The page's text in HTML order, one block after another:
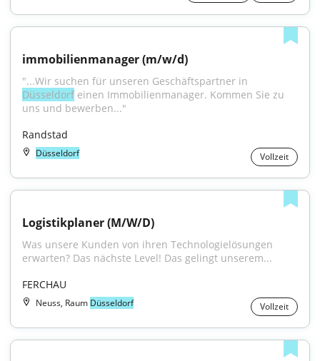
immobilienmanager (m/w/d)
Düsseldorf einen Immobilienmanager. Kommen Sie zu
uns und bewerben..."
Randstad
Düsseldorf Vollzeit
Logistikplaner (M/W/D)
Was unsere Kunden von ihren Technologielösungen
erwarten? Das nächste Level! Das gelingt unserem...
FERCHAU
Neuss, Raum Düsseldorf Vollzeit